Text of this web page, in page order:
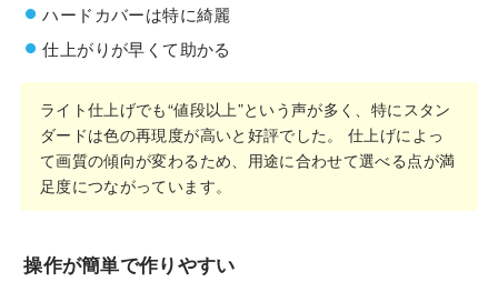
ハードカバーは特に綺麗
仕上がりが早くて助かる
ライト仕上げでも“値段以上”という声が多く、特にスタン
ダードは色の再現度が高いと好評でした。 仕上げによっ
て画質の傾向が変わるため、用途に合わせて選べる点が満
足度につながっています。
操作が簡単で作りやすい